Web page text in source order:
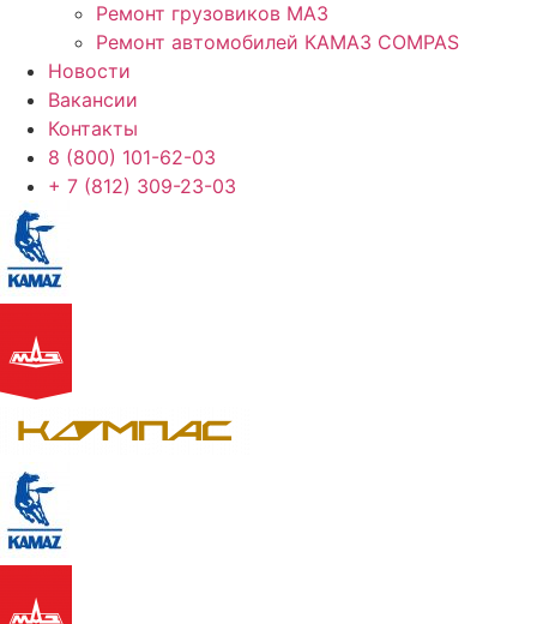
Ремонт грузовиков МАЗ
Ремонт автомобилей КАМАЗ COMPAS
Новости
Вакансии
Контакты
8 (800) 101-62-03
+ 7 (812) 309-23-03